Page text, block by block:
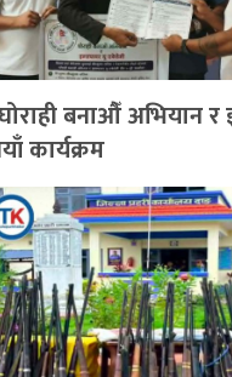
बनाऔँ अभियान र
कार्यक्रम